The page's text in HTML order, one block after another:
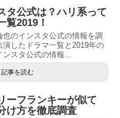
タ公式は？ハリ系って
覧2019！
也のインスタ公式の情報を調
したドラマ一覧と2019年の
スタ公式の情報...
記事を読む
ーフランキーが似て
け方を徹底調査